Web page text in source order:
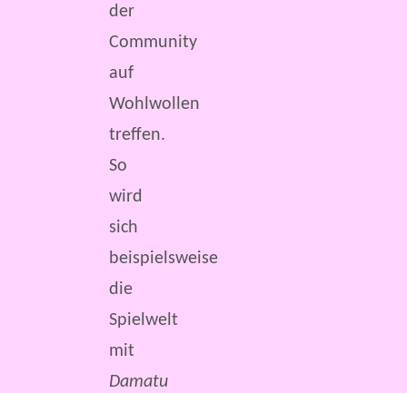
der
Community
auf
Wohlwollen
treffen.
So
wird
sich
beispielsweise
die
Spielwelt
mit
Damatu